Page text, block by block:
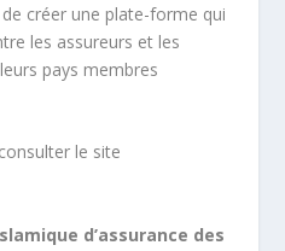
créer une plate-forme qui
les assureurs et les
pays membres
le site
d’assurance des